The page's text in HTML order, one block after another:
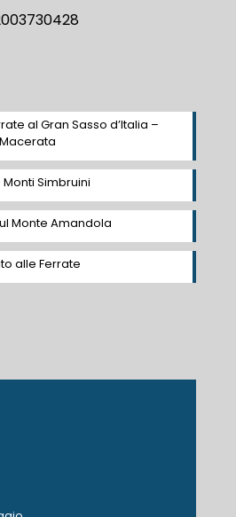
al Gran Sasso d’Italia –
Simbruini
Monte Amandola
alle Ferrate